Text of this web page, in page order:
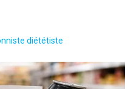
diététiste